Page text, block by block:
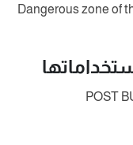
Dangerous zone of
POST